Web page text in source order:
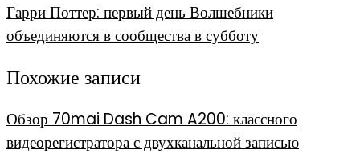
Гарри Поттер: первый день Волшебники
объединяются в сообщества в субботу
Похожие записи
Обзор 70mai Dash Cam A200: классного
видеорегистратора с двухканальной записью